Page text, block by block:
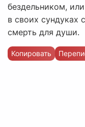
бездельником,
в своих
смерть для души.
Копировать